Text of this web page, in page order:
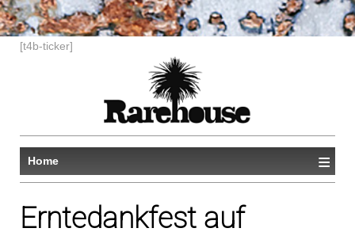
[t4b-ticker]
Home ≡
Erntedankfest auf